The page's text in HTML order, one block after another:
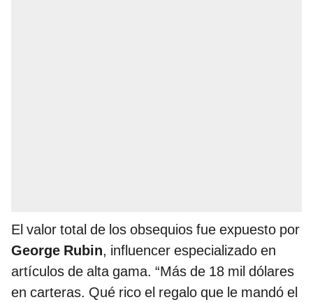
El valor total de los obsequios fue expuesto por
George Rubin, influencer especializado en
artículos de alta gama. “Más de 18 mil dólares
en carteras. Qué rico el regalo que le mandó el